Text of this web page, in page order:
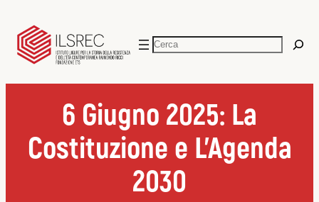
contenuto
Cerca
6 Giugno 2025: La
Costituzione e L’Agenda
2030